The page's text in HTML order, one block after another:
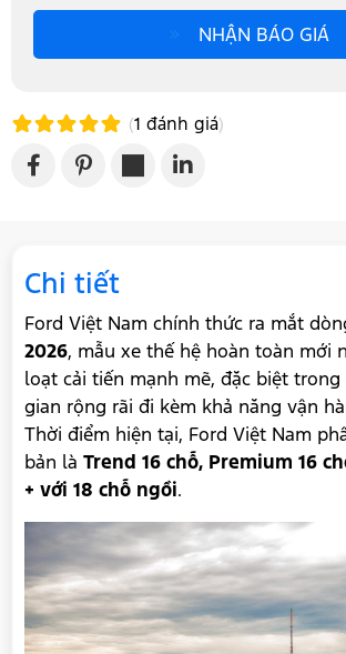
NHẬN BÁO GIÁ
(1 đánh giá)
Chi tiết
Ford Việt Nam chính thức ra mắt
2026, mẫu xe thế hệ hoàn toàn mới
loạt cải tiến mạnh mẽ, đặc biệt
gian rộng rãi đi kèm khả năng vận
Thời điểm hiện tại, Ford Việt Nam
bản là Trend 16 chỗ, Premium 16
+ với 18 chỗ ngồi.